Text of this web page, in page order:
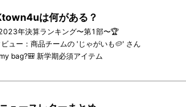
は何がある？
年決算ランキング〜第1部〜🏆
ュー：商品チームの 'じゃがいも🥔' さん
bag?🎒 新学期必須アイテム